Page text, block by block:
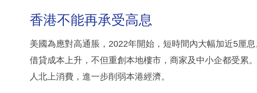
香港不能再承受高息
美國為應對高通脹，2022年開始，短時間內大幅加近5厘
借貸成本上升，不但重創本地樓市，商家及中小企都受累
人北上消費，進一步削弱本港經濟。